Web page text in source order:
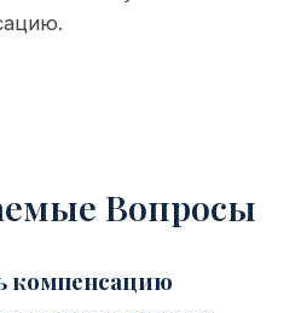
Вопросы
компенсацию